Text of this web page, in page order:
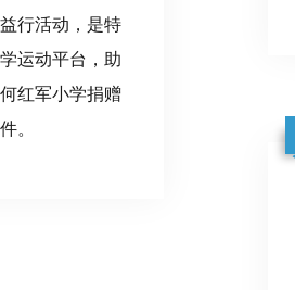
行活动，是特
运动平台，助
红军小学捐赠
。